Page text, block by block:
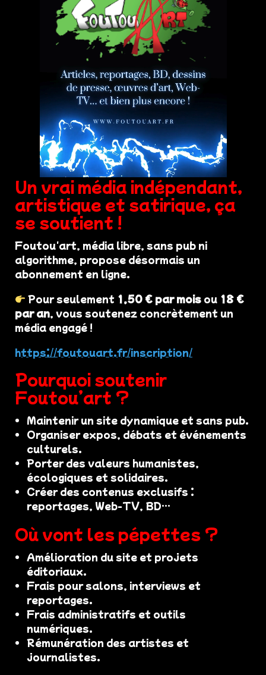
Un vrai média indépendant,
artistique et satirique, ça
se soutient !
Foutou'art, média libre, sans pub ni
algorithme, propose désormais un
abonnement en ligne.
Pour seulement 1,50 € par mois ou 18 €
par an, vous soutenez concrètement un
média engagé !
https://foutouart.fr/inscription/
Pourquoi soutenir
Foutou’art ?
Maintenir un site dynamique et sans pub.
Organiser expos, débats et événements
culturels.
Porter des valeurs humanistes,
écologiques et solidaires.
Créer des contenus exclusifs :
reportages, Web-TV, BD…
Où vont les pépettes ?
Amélioration du site et projets
éditoriaux.
Frais pour salons, interviews et
reportages.
Frais administratifs et outils
numériques.
Rémunération des artistes et
journalistes.